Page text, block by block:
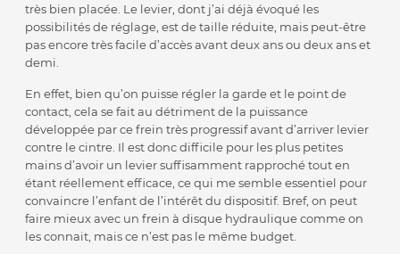
très bien placée. Le levier, dont j’ai déjà évoqué les
possibilités de réglage, est de taille réduite, mais peut-être
pas encore très facile d’accès avant deux ans ou deux ans et
demi.
En effet, bien qu’on puisse régler la garde et le point de
contact, cela se fait au détriment de la puissance
développée par ce frein très progressif avant d’arriver levier
contre le cintre. Il est donc difficile pour les plus petites
mains d’avoir un levier suffisamment rapproché tout en
étant réellement efficace, ce qui me semble essentiel pour
convaincre l’enfant de l’intérêt du dispositif. Bref, on peut
faire mieux avec un frein à disque hydraulique comme on
les connait, mais ce n’est pas le même budget.